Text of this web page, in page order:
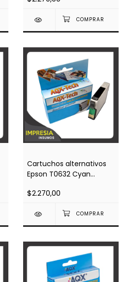
Cartuchos alternativos
Epson T0632 Cyan
CX3700 / CX4100 /
$2.270,00